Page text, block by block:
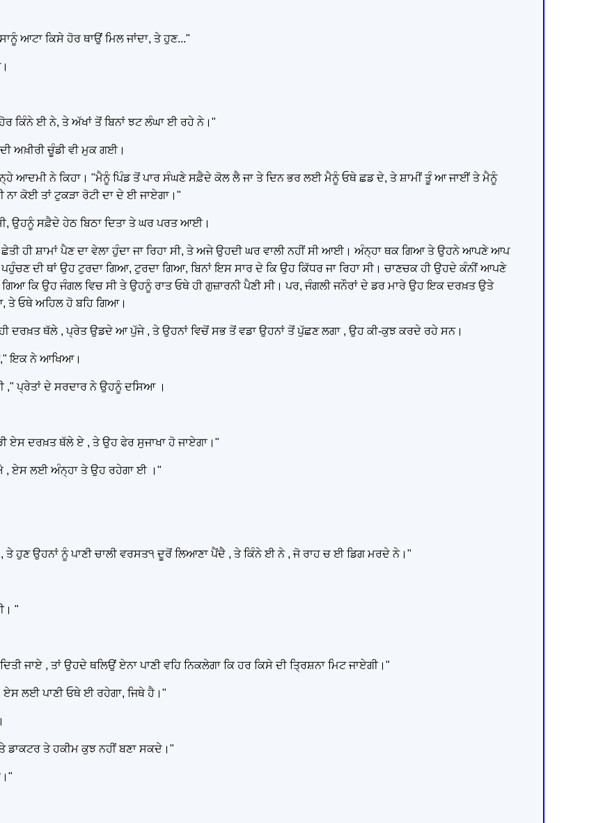
ਆਟਾ ਕਿਸੇ ਹੋਰ ਥਾਉਂ ਮਿਲ ਜਾਂਦਾ, ਤੇ ਹੁਣ..."
ਕਿੰਨੇ ਈ ਨੇ, ਤੇ ਅੱਖਾਂ ਤੋਂ ਬਿਨਾਂ ਝਟ ਲੰਘਾ ਈ ਰਹੇ ਨੇ।"
ਅਖ਼ੀਰੀ ਚੂੰਡੀ ਵੀ ਮੁਕ ਗਈ।
ਆਦਮੀ ਨੇ ਕਿਹਾ। "ਮੈਨੂੰ ਪਿੰਡ ਤੋਂ ਪਾਰ ਸੰਘਣੇ ਸਫ਼ੈਦੇ ਕੋਲ ਲੈ ਜਾ ਤੇ ਦਿਨ ਭਰ ਲਈ ਮੈਨੂੰ ਓਥੇ ਛਡ ਦੇ, ਤੇ ਸ਼ਾਮੀਂ ਤੂੰ ਆ ਜਾਈਂ ਤੇ ਮੈਨੂੰ
ਕੋਈ ਤਾਂ ਟੁਕੜਾ ਰੋਟੀ ਦਾ ਦੇ ਈ ਜਾਏਗਾ।"
ਉਹਨੂੰ ਸਫ਼ੈਦੇ ਹੇਠ ਬਿਠਾ ਦਿਤਾ ਤੇ ਘਰ ਪਰਤ ਆਈ।
ਛੇਤੀ ਹੀ ਸ਼ਾਮਾਂ ਪੈਣ ਦਾ ਵੇਲਾ ਹੁੰਦਾ ਜਾ ਰਿਹਾ ਸੀ, ਤੇ ਅਜੇ ਉਹਦੀ ਘਰ ਵਾਲੀ ਨਹੀਂ ਸੀ ਆਈ। ਅੰਨ੍ਹਾ ਥਕ ਗਿਆ ਤੇ ਉਹਨੇ ਆਪਣੇ ਆਪ
ਦੀ ਥਾਂ ਉਹ ਟੁਰਦਾ ਗਿਆ, ਟੁਰਦਾ ਗਿਆ, ਬਿਨਾਂ ਇਸ ਸਾਰ ਦੇ ਕਿ ਉਹ ਕਿੱਧਰ ਜਾ ਰਿਹਾ ਸੀ। ਚਾਣਚਕ ਹੀ ਉਹਦੇ ਕੰਨੀਂ ਆਪਣੇ
ਕਿ ਉਹ ਜੰਗਲ ਵਿਚ ਸੀ ਤੇ ਉਹਨੂੰ ਰਾਤ ਓਥੇ ਹੀ ਗੁਜ਼ਾਰਨੀ ਪੈਣੀ ਸੀ। ਪਰ, ਜੰਗਲੀ ਜਨੌਰਾਂ ਦੇ ਡਰ ਮਾਰੇ ਉਹ ਇਕ ਦਰਖ਼ਤ ਉਤੇ
ਓਥੇ ਅਹਿਲ ਹੋ ਬਹਿ ਗਿਆ।
ਦਰਖ਼ਤ ਥੱਲੇ , ਪ੍ਰੇਤ ਉਡਦੇ ਆ ਪੁੱਜੇ , ਤੇ ਉਹਨਾਂ ਵਿਚੋਂ ਸਭ ਤੋਂ ਵਡਾ ਉਹਨਾਂ ਤੋਂ ਪੁੱਛਣ ਲਗਾ , ਉਹ ਕੀ-ਕੁਝ ਕਰਦੇ ਰਹੇ ਸਨ।
ਇਕ ਨੇ ਆਖਿਆ।
," ਪ੍ਰੇਤਾਂ ਦੇ ਸਰਦਾਰ ਨੇ ਉਹਨੂੰ ਦਸਿਆ ।
ਏਸ ਦਰਖ਼ਤ ਥੱਲੇ ਏ , ਤੇ ਉਹ ਫੇਰ ਸੁਜਾਖਾ ਹੋ ਜਾਏਗਾ।"
, ਏਸ ਲਈ ਅੰਨ੍ਹਾ ਤੇ ਉਹ ਰਹੇਗਾ ਈ ।"
, ਤੇ ਹੁਣ ਉਹਨਾਂ ਨੂੰ ਪਾਣੀ ਚਾਲੀ ਵਰਸਤ੧ ਦੂਰੋਂ ਲਿਆਣਾ ਪੈਂਦੈ , ਤੇ ਕਿੰਨੇ ਈ ਨੇ , ਜੋ ਰਾਹ ਚ ਈ ਡਿਗ ਮਰਦੇ ਨੇ।"
"
ਜਾਏ , ਤਾਂ ਉਹਦੇ ਥਲਿਉਂ ਏਨਾ ਪਾਣੀ ਵਹਿ ਨਿਕਲੇਗਾ ਕਿ ਹਰ ਕਿਸੇ ਦੀ ਤ੍ਰਿਸ਼ਨਾ ਮਿਟ ਜਾਏਗੀ।"
ਲਈ ਪਾਣੀ ਓਥੇ ਈ ਰਹੇਗਾ, ਜਿਥੇ ਹੈ।"
ਡਾਕਟਰ ਤੇ ਹਕੀਮ ਕੁਝ ਨਹੀਂ ਬਣਾ ਸਕਦੇ।"